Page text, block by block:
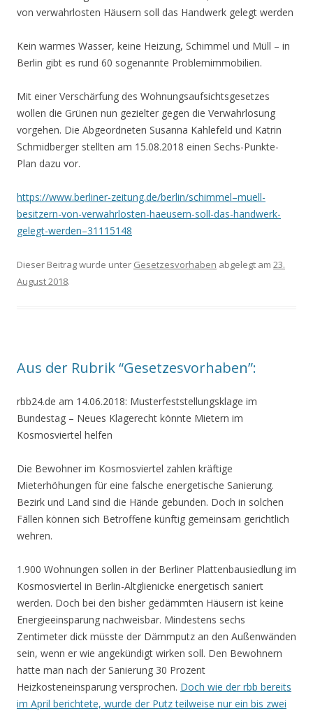
von verwahrlosten Häusern soll das Handwerk gelegt werden
Kein warmes Wasser, keine Heizung, Schimmel und Müll – in
Berlin gibt es rund 60 sogenannte Problemimmobilien.
Mit einer Verschärfung des Wohnungsaufsichtsgesetzes
wollen die Grünen nun gezielter gegen die Verwahrlosung
vorgehen. Die Abgeordneten Susanna Kahlefeld und Katrin
Schmidberger stellten am 15.08.2018 einen Sechs-Punkte-
Plan dazu vor.
https://www.berliner-zeitung.de/berlin/schimmel–muell-
besitzern-von-verwahrlosten-haeusern-soll-das-handwerk-
gelegt-werden–31115148
Dieser Beitrag wurde unter Gesetzesvorhaben abgelegt am 23.
August 2018.
Aus der Rubrik “Gesetzesvorhaben”:
rbb24.de am 14.06.2018: Musterfeststellungsklage im
Bundestag – Neues Klagerecht könnte Mietern im
Kosmosviertel helfen
Die Bewohner im Kosmosviertel zahlen kräftige
Mieterhöhungen für eine falsche energetische Sanierung.
Bezirk und Land sind die Hände gebunden. Doch in solchen
Fällen können sich Betroffene künftig gemeinsam gerichtlich
wehren.
1.900 Wohnungen sollen in der Berliner Plattenbausiedlung im
Kosmosviertel in Berlin-Altglienicke energetisch saniert
werden. Doch bei den bisher gedämmten Häusern ist keine
Energieeinsparung nachweisbar. Mindestens sechs
Zentimeter dick müsste der Dämmputz an den Außenwänden
sein, wenn er wie angekündigt wirken soll. Den Bewohnern
hatte man nach der Sanierung 30 Prozent
Heizkosteneinsparung versprochen. Doch wie der rbb bereits
im April berichtete, wurde der Putz teilweise nur ein bis zwei